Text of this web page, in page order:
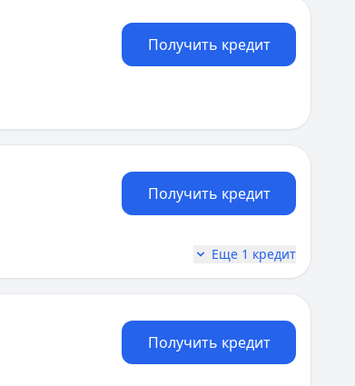
залога. Обслуживание карты
Получить кредит
Получить кредит
Еще 1 кредит
Получить кредит